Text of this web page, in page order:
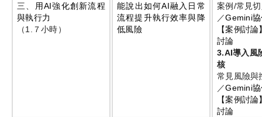
三、 用AI強化創新流程
與執行力
（1. ７小時）
能說出如何AI融入日常
流程提升執行效率與降
低風險
案例 /常見
／Gemini
【案例討
討論
3.AI導入風
核
常見風險與
／Gemini
【案例討
討論